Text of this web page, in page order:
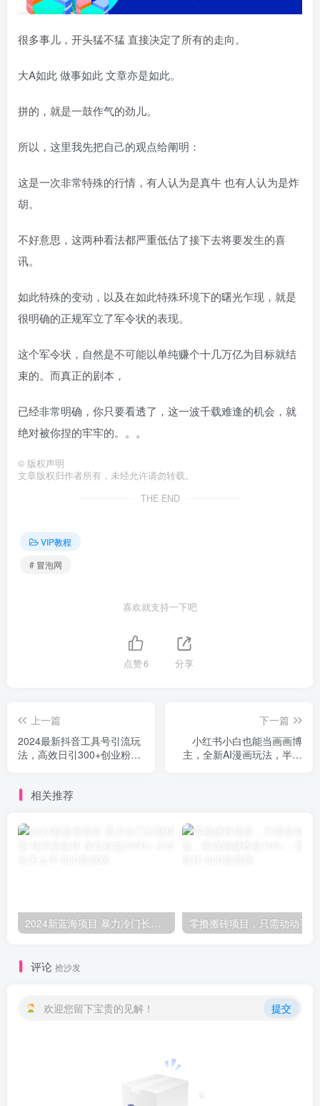
很多事儿，开头猛不猛 直接决定了所有的走向。
大A如此 做事如此 文章亦是如此。
拼的，就是一鼓作气的劲儿。
所以，这里我先把自己的观点给阐明：
这是一次非常特殊的行情，有人认为是真牛 也有人认为是炸
胡。
不好意思，这两种看法都严重低估了接下去将要发生的喜
讯。
如此特殊的变动，以及在如此特殊环境下的曙光乍现，就是
很明确的正规军立了军令状的表现。
这个军令状，自然是不可能以单纯赚个十几万亿为目标就结
束的。而真正的剧本，
已经非常明确，你只要看透了，这一波千载难逢的机会，就
绝对被你捏的牢牢的。。。
© 版权声明
文章版权归作者所有，未经允许请勿转载。
THE END
VIP教程
# 冒泡网
喜欢就支持一下吧
点赞6 分享
上一篇
2024最新抖音工具号引流玩
法，高效日引300+创业粉，
下一篇
小红书小白也能当画画博
主，全新AI漫画玩法，半月
相关推荐
2024新蓝海项目 暴力冷门长期稳定 纯手机操作 单日收益3000+ 小白当天上手
评论 抢沙发
欢迎您留下宝贵的见解！ 提交